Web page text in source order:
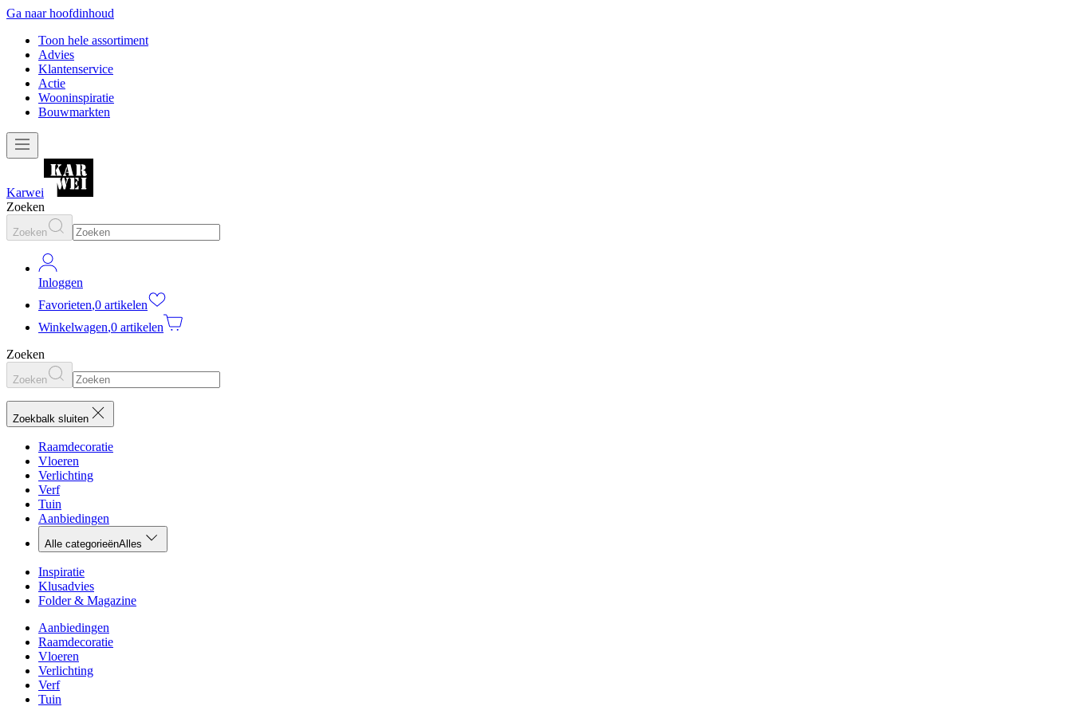
Ga naar hoofdinhoud
Toon hele assortiment
Advies
Klantenservice
Actie
Wooninspiratie
Bouwmarkten
Karwei
Zoeken
Zoeken
Inloggen
Favorieten,0 artikelen
Winkelwagen,0 artikelen
Zoeken
Zoeken
Zoekbalk sluiten
Raamdecoratie
Vloeren
Verlichting
Verf
Tuin
Aanbiedingen
Alle categorieënAlles
Inspiratie
Klusadvies
Folder & Magazine
Aanbiedingen
Raamdecoratie
Vloeren
Verlichting
Verf
Tuin